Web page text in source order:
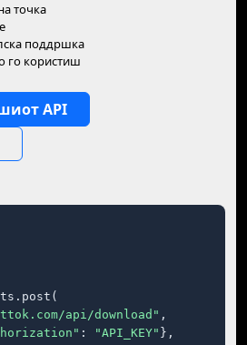
точка
поддршка
го користиш
API
api/download" ,
: "API_KEY" },